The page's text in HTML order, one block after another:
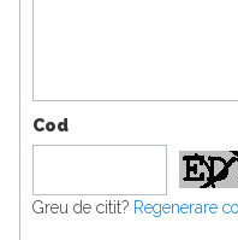
Cod
Greu de citit? Regenerare